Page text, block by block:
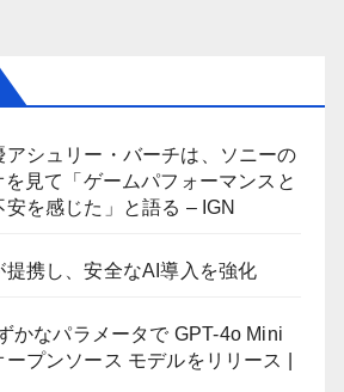
アシュリー・バーチは、ソニーの
見て「ゲームパフォーマンスと
を感じた」と語る – IGN
携し、安全なAI導入を強化
かなパラメータで GPT-4o Mini
プンソース モデルをリリース |